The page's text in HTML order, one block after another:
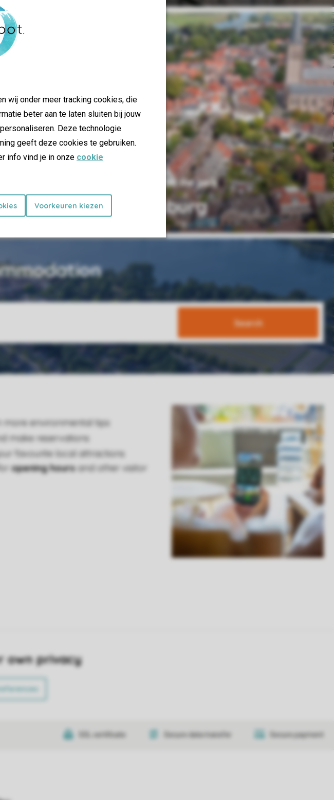
wij onder meer tracking cookies, die
beter aan te laten sluiten bij jouw
Deze technologie
geeft deze cookies te gebruiken.
info vind je in onze cookie
Voorkeuren kiezen Doesburg
13 km from the park
Search
own privacy
SSL certificate Secure data transfer Secure payment